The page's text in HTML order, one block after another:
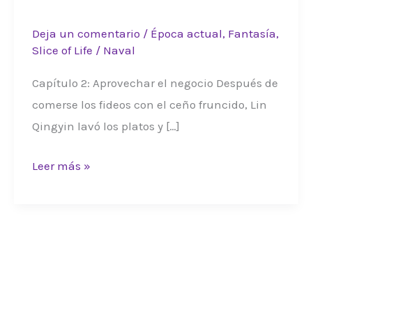
Deja un comentario / Época actual, Fantasía,
Slice of Life / Naval
Capítulo 2: Aprovechar el negocio Después de
comerse los fideos con el ceño fruncido, Lin
Qingyin lavó los platos y […]
FTM
Leer más »